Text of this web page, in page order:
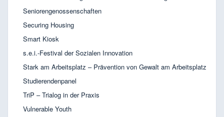
Seniorengenossenschaften
Securing Housing
Smart Kiosk
s.e.i.-Festival der Sozialen Innovation
Stark am Arbeitsplatz – Prävention von Gewalt am Arbeitsplatz
Studierendenpanel
TriP – Trialog in der Praxis
Vulnerable Youth